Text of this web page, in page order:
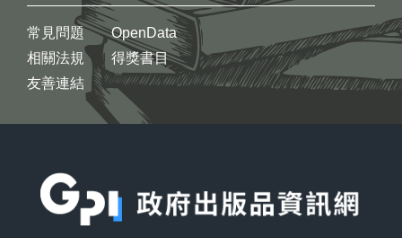
常見問題
相關法規
友善連結
OpenData
得獎書目